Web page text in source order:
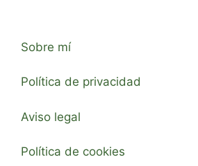
Sobre mí
Política de privacidad
Aviso legal
Política de cookies